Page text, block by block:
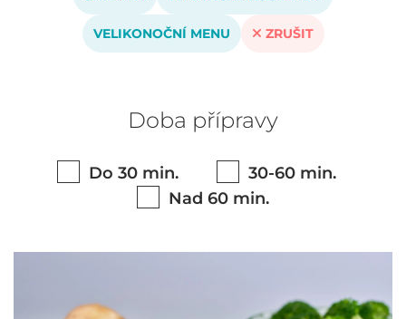
VELIKONOČNÍ MENU ZRUŠIT
Doba přípravy
Do 30 min.
30-60 min.
Nad 60 min.